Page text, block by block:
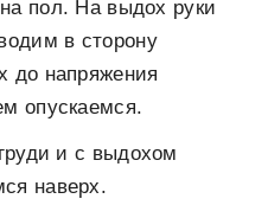
пол. На выдох руки
в сторону
до напряжения
опускаемся.
и с выдохом
наверх.